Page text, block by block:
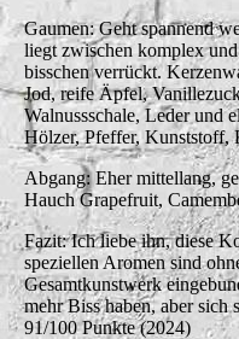
Gaumen: Geht spannend
liegt zwischen komplex
bisschen verrückt.
Jod, reife Äpfel,
Walnussschale, Leder und
Hölzer, Pfeffer, Kunststoff,
Abgang: Eher mittellang,
Hauch Grapefruit,
Fazit: Ich liebe ihn, diese
speziellen Aromen sind
Gesamtkunstwerk
mehr Biss haben, aber
91/100 Punkte (2024)